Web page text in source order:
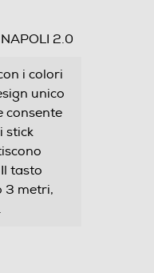
2.0
i colori
unico
consente
stick
tasto
3 metri,